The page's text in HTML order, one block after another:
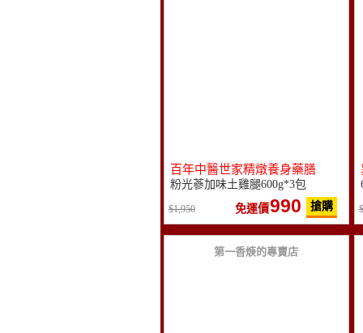
百年中醫世家精燉養身藥膳
粉光蔘加味土雞腿600g*3包
1,950 免運價990 搶購
第一香焿的專賣店